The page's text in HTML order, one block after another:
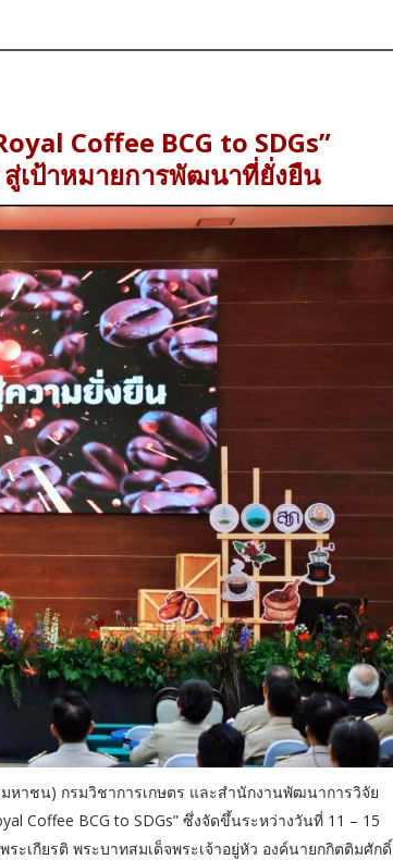
Coffee BCG to SDGs”
เป้าหมายการพัฒนาที่ยั่งยืน
าชน) กรมวิชาการเกษตร และสำนักงานพัฒนาการวิจัย
Coffee BCG to SDGs” ซึ่งจัดขึ้นระหว่างวันที่ 11 – 15
ะเกียรติ พระบาทสมเด็จพระเจ้าอยู่หัว องค์นายกกิตติมศักดิ์